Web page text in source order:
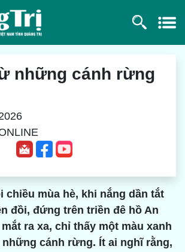
những cánh rừng
chiều mùa hè, khi nắng dần tắt
đồi, đứng trên triền đê hồ An
ra xa, chỉ thấy một màu xanh
cánh rừng. Ít ai nghĩ rằng,